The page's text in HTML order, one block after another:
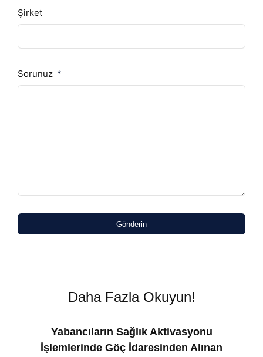
Şirket
Sorunuz
Gönderin
Daha Fazla Okuyun!
Yabancıların Sağlık Aktivasyonu
İşlemlerinde Göç İdaresinden Alınan